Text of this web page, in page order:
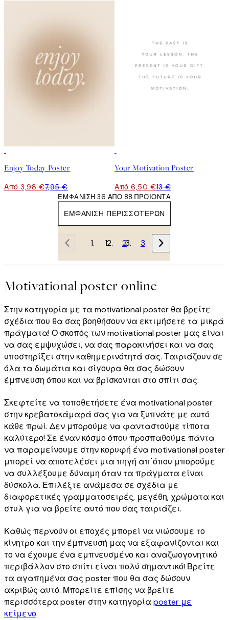
Enjoy Today Poster
Από 3,98 €7,95 €
Your Motivation Poster
Από 6,50 €13 €
ΕΜΦΆΝΙΣΗ ΠΕΡΙΣΣΌΤΕΡΩΝ
ΕΜΦΆΝΙΣΗ 36 ΑΠΌ 88 ΠΡΟΪΌΝΤΑ
1 2 3
Motivational poster online
Στην κατηγορία με τα motivational poster θα βρείτε
σχέδια που θα σας βοηθήσουν να εκτιμήσετε τα μικρά
πράγματα! Ο σκοπός των motivational poster μας είναι
να σας εμψυχώσει, να σας παρακινήσει και να σας
υποστηρίξει στην καθημερινότητά σας. Ταιριάζουν σε
όλα τα δωμάτια και σίγουρα θα σας δώσουν
έμπνευση όπου και να βρίσκονται στο σπίτι σας.
Σκεφτείτε να τοποθετήσετε ένα motivational poster
στην κρεβατοκάμαρά σας για να ξυπνάτε με αυτό
κάθε πρωί. Δεν μπορούμε να φανταστούμε τίποτα
καλύτερο! Σε έναν κόσμο όπου προσπαθούμε πάντα
να παραμείνουμε στην κορυφή ένα motivational poster
μπορεί να αποτελέσει μια πηγή απ΄όπου μπορούμε
να συλλέξουμε δύναμη όταν τα πράγματα είναι
δύσκολα. Επιλέξτε ανάμεσα σε σχέδια με
διαφορετικές γραμματοσειρές, μεγέθη, χρώματα και
στυλ για να βρείτε αυτό που σας ταιριάζει.
Καθώς περνούν οι εποχές μπορεί να νιώσουμε το
κίνητρο και την έμπνευσή μας να εξαφανίζονται και
το να έχουμε ένα εμπνευσμένο και αναζωογονητικό
περιβάλλον στο σπίτι είναι πολύ σημαντικό! Βρείτε
τα αγαπημένα σας poster που θα σας δώσουν
ακριβώς αυτό. Μπορείτε επίσης να βρείτε
περισσότερα poster στην κατηγορία poster με
κείμενο.